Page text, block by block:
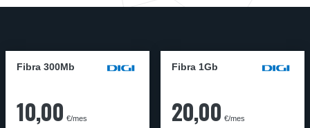
Fibra 300Mb
10,00 €/mes
Fibra 1Gb
20,00 €/mes